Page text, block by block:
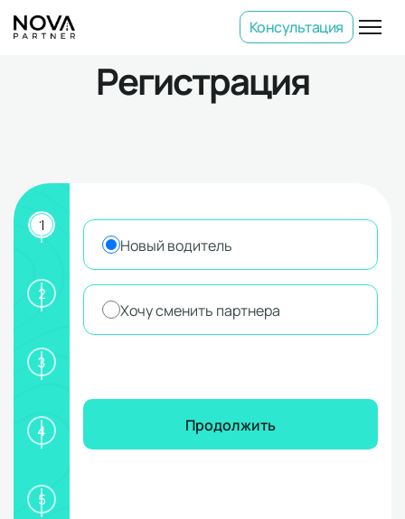
Консультация
Регистрация
1
2
3
4
5
Новый водитель
Хочу сменить партнера
Продолжить